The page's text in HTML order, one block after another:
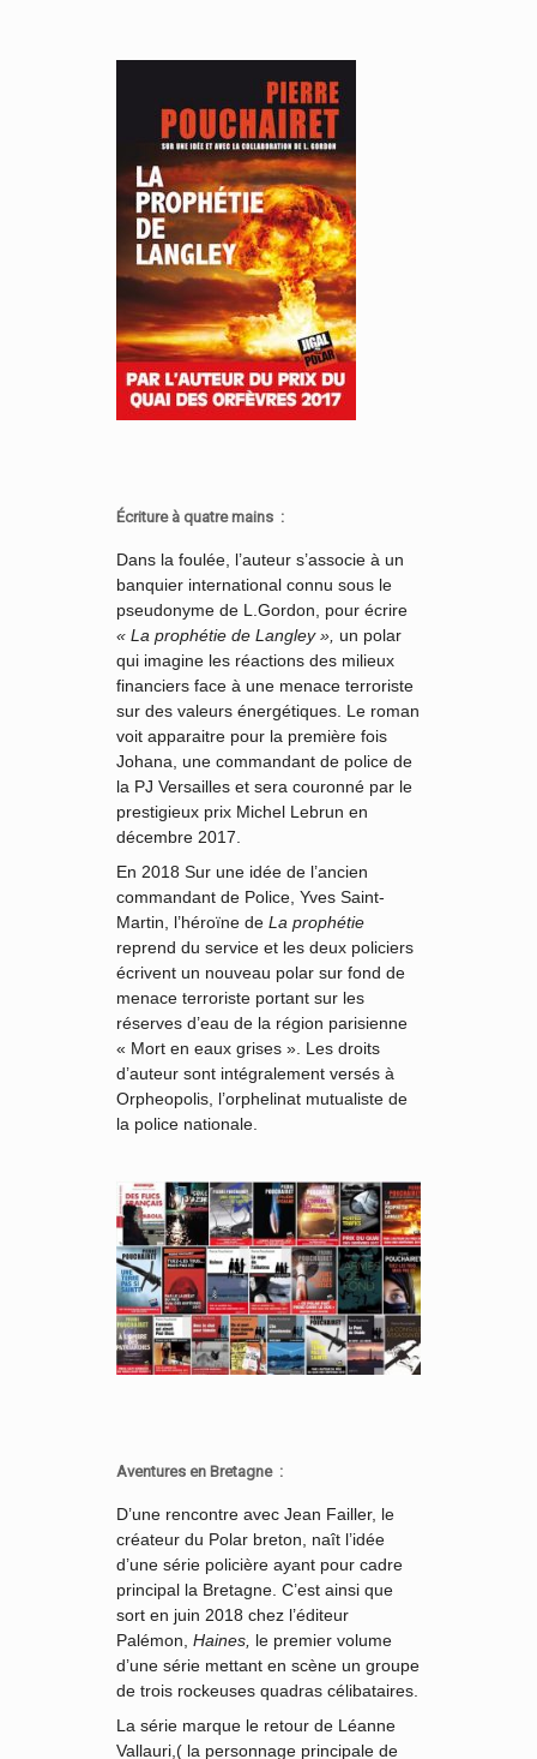
Écriture à quatre mains :
Dans la foulée, l’auteur s’associe à un
banquier international connu sous le
pseudonyme de L.Gordon, pour écrire
« La prophétie de Langley », un polar
qui imagine les réactions des milieux
financiers face à une menace terroriste
sur des valeurs énergétiques. Le roman
voit apparaitre pour la première fois
Johana, une commandant de police de
la PJ Versailles et sera couronné par le
prestigieux prix Michel Lebrun en
décembre 2017.
En 2018 Sur une idée de l’ancien
commandant de Police, Yves Saint-
Martin, l’héroïne de La prophétie
reprend du service et les deux policiers
écrivent un nouveau polar sur fond de
menace terroriste portant sur les
réserves d’eau de la région parisienne
« Mort en eaux grises ». Les droits
d’auteur sont intégralement versés à
Orpheopolis, l’orphelinat mutualiste de
la police nationale.
Aventures en Bretagne :
D’une rencontre avec Jean Failler, le
créateur du Polar breton, naît l’idée
d’une série policière ayant pour cadre
principal la Bretagne. C’est ainsi que
sort en juin 2018 chez l’éditeur
Palémon, Haines, le premier volume
d’une série mettant en scène un groupe
de trois rockeuses quadras célibataires.
La série marque le retour de Léanne
Vallauri,( la personnage principale de